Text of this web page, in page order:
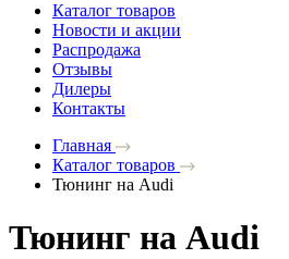
Каталог товаров
Новости и акции
Распродажа
Отзывы
Дилеры
Контакты
Главная
Каталог товаров
Тюнинг на Audi
Тюнинг на Audi